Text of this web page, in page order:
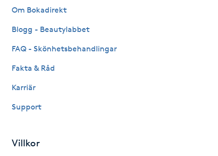
Keratinbehandling
Kinesisk medicin
Om Bokadirekt
Blogg - Beautylabbet
FAQ - Skönhetsbehandlingar
Fakta & Råd
Karriär
Support
Villkor